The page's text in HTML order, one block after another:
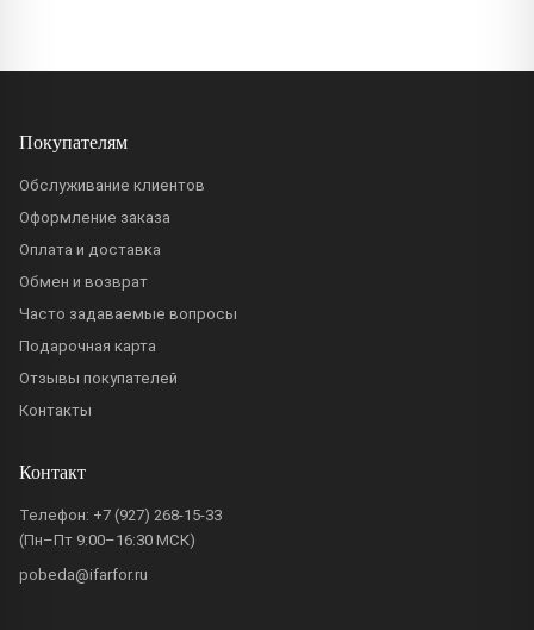
Покупателям
Обслуживание клиентов
Оформление заказа
Оплата и доставка
Обмен и возврат
Часто задаваемые вопросы
Подарочная карта
Отзывы покупателей
Контакты
Контакт
Телефон: +7 (927) 268-15-33
(Пн–Пт 9:00–16:30 МСК)
pobeda@ifarfor.ru